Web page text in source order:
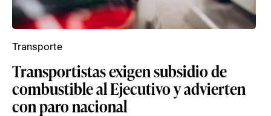
Transportistas exigen subsidio de
combustible al Ejecutivo y advierten
con paro nacional
Transporte